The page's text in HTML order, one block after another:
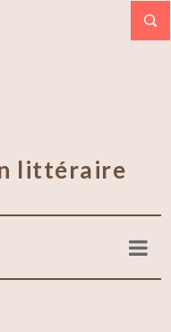
littéraire